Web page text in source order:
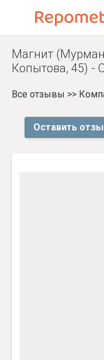
Магнит
Копытова, 45) -
Все отзывы >>
Оставить